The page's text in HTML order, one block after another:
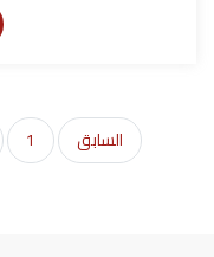
السابق 1